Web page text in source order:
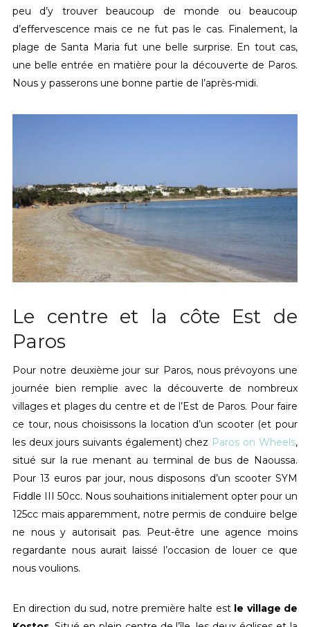
peu d’y trouver beaucoup de monde ou beaucoup
d’effervescence mais ce ne fut pas le cas. Finalement, la
plage de Santa Maria fut une belle surprise. En tout cas,
une belle entrée en matière pour la découverte de Paros.
Nous y passerons une bonne partie de l’après-midi.
Le centre et la côte Est de
Paros
Pour notre deuxième jour sur Paros, nous prévoyons une
journée bien remplie avec la découverte de nombreux
villages et plages du centre et de l’Est de Paros. Pour faire
ce tour, nous choisissons la location d’un scooter (et pour
les deux jours suivants également) chez Paros on Wheels,
situé sur la rue menant au terminal de bus de Naoussa.
Pour 13 euros par jour, nous disposons d’un scooter SYM
Fiddle III 50cc. Nous souhaitions initialement opter pour un
125cc mais apparemment, notre permis de conduire belge
ne nous y autorisait pas. Peut-être une agence moins
regardante nous aurait laissé l’occasion de louer ce que
nous voulions.
En direction du sud, notre première halte est le village de